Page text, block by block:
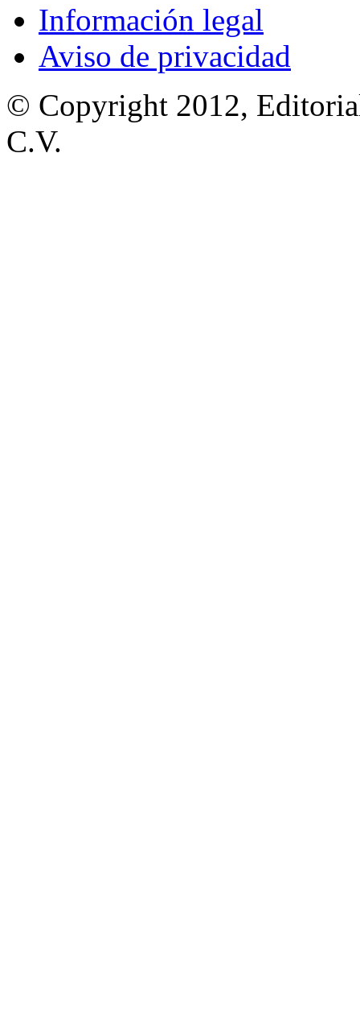
Información legal
Aviso de privacidad
© Copyright 2012,
C.V.